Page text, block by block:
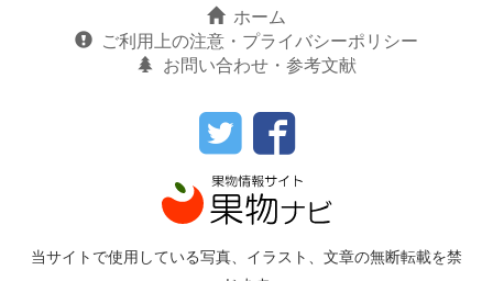
ホーム
ご利用上の注意・プライバシーポリシー
お問い合わせ・参考文献
当サイトで使用している写真、イラスト、文章の無断転載を禁